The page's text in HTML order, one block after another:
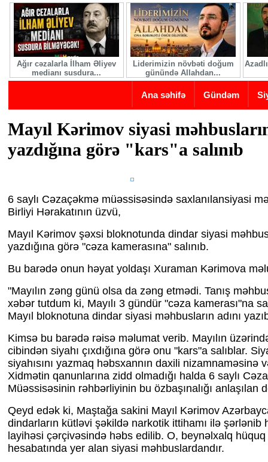
Skip to main content
Ağır cəzalarla İlham Əliyev
medianı susdura...
Liderimizin növbəti doğum
günündə Allahdan...
Ana səhifə Gündəm
Mayıl Kərimov siyasi məhbusların
yazdığına görə "kars"a salınıb
6 saylı Cəzaçəkmə müəssisəsində saxlanılansiyasi
Birliyi Hərakatının üzvü,
Mayıl Kərimov şəxsi bloknotunda dindar siyasi
yazdığına görə "cəza kamerasına" salınıb.
Bu barədə onun həyat yoldaşı Xuraman Kərimova
"Mayılın zəng günü olsa da zəng etmədi. Tanış
xəbər tutdum ki, Mayılı 3 gündür "cəza kamerası"na
Mayıl bloknotuna dindar siyasi məhbusların adını
Kimsə bu barədə rəisə məlumat verib. Mayılın
cibindən siyahı çıxdığına görə onu "kars"a salıblar.
siyahısını yazmaq həbsxannın daxili nizamnaməsinə
Xidmətin qanunlarına zidd olmadığı halda 6 saylı
Müəssisəsinin rəhbərliyinin bu özbaşınalığı anlaşılan
Qeyd edək ki, Maştağa sakini Mayıl Kərimov
dindarların kütləvi şəkildə narkotik ittihamı ilə şərlənib
layihəsi çərçivəsində həbs edilib. O, beynəlxalq hüquq
hesabatında yer alan siyasi məhbuslardandır.